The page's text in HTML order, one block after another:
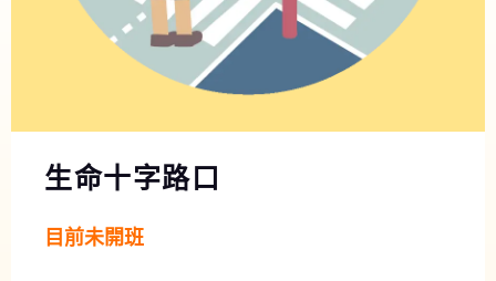
生命十字路口
目前未開班